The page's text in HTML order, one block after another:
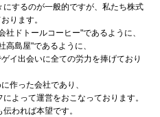
するのが一般的ですが、私たち株式
ります。
社ドトールコーヒー"であるように、
島屋"であるように、
イ出会いに全ての労力を捧げており
作った会社であり、
よって運営をおこなっております。
われば本望です。